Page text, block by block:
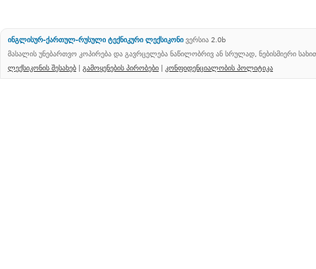
ინგლისურ-ქართულ-რუსული ტექნიკური ლექსიკონი ვერსია 2.0b
მასალის უნებართვო კოპირება და გავრცელება ნაწილობრივ ან სრულად, ნებისმიერი
ლექსიკონის შესახებ | გამოყენების პირობები | კონფიდენციალობის პოლიტიკა